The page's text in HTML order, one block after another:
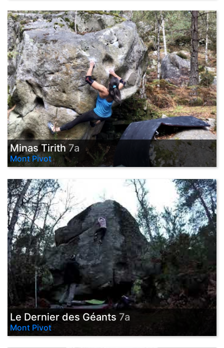
Minas Tirith7a
Mont Pivot
Le Dernier des Géants 7a
Mont Pivot